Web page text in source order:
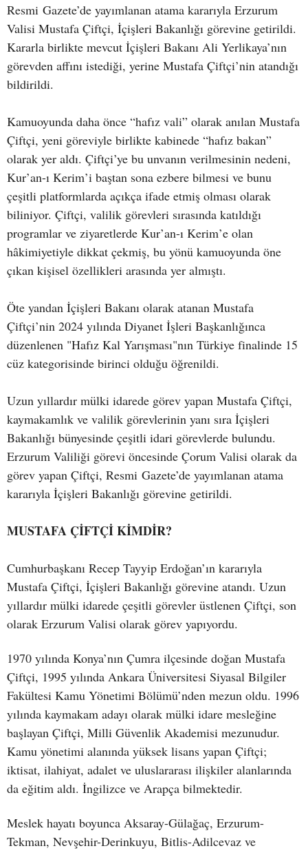
Resmi Gazete’de yayımlanan atama kararıyla Erzurum
Valisi Mustafa Çiftçi, İçişleri Bakanlığı görevine getirildi.
Kararla birlikte mevcut İçişleri Bakanı Ali Yerlikaya’nın
görevden affını istediği, yerine Mustafa Çiftçi’nin atandığı
bildirildi.
Kamuoyunda daha önce “hafız vali” olarak anılan Mustafa
Çiftçi, yeni göreviyle birlikte kabinede “hafız bakan”
olarak yer aldı. Çiftçi’ye bu unvanın verilmesinin nedeni,
Kur’an-ı Kerim’i baştan sona ezbere bilmesi ve bunu
çeşitli platformlarda açıkça ifade etmiş olması olarak
biliniyor. Çiftçi, valilik görevleri sırasında katıldığı
programlar ve ziyaretlerde Kur’an-ı Kerim’e olan
hâkimiyetiyle dikkat çekmiş, bu yönü kamuoyunda öne
çıkan kişisel özellikleri arasında yer almıştı.
Öte yandan İçişleri Bakanı olarak atanan Mustafa
Çiftçi’nin 2024 yılında Diyanet İşleri Başkanlığınca
düzenlenen "Hafız Kal Yarışması"nın Türkiye finalinde 15
cüz kategorisinde birinci olduğu öğrenildi.
Uzun yıllardır mülki idarede görev yapan Mustafa Çiftçi,
kaymakamlık ve valilik görevlerinin yanı sıra İçişleri
Bakanlığı bünyesinde çeşitli idari görevlerde bulundu.
Erzurum Valiliği görevi öncesinde Çorum Valisi olarak da
görev yapan Çiftçi, Resmi Gazete’de yayımlanan atama
kararıyla İçişleri Bakanlığı görevine getirildi.
MUSTAFA ÇİFTÇİ KİMDİR?
Cumhurbaşkanı Recep Tayyip Erdoğan’ın kararıyla
Mustafa Çiftçi, İçişleri Bakanlığı görevine atandı. Uzun
yıllardır mülki idarede çeşitli görevler üstlenen Çiftçi, son
olarak Erzurum Valisi olarak görev yapıyordu.
1970 yılında Konya’nın Çumra ilçesinde doğan Mustafa
Çiftçi, 1995 yılında Ankara Üniversitesi Siyasal Bilgiler
Fakültesi Kamu Yönetimi Bölümü’nden mezun oldu. 1996
yılında kaymakam adayı olarak mülki idare mesleğine
başlayan Çiftçi, Milli Güvenlik Akademisi mezunudur.
Kamu yönetimi alanında yüksek lisans yapan Çiftçi;
iktisat, ilahiyat, adalet ve uluslararası ilişkiler alanlarında
da eğitim aldı. İngilizce ve Arapça bilmektedir.
Meslek hayatı boyunca Aksaray-Gülağaç, Erzurum-
Tekman, Nevşehir-Derinkuyu, Bitlis-Adilcevaz ve